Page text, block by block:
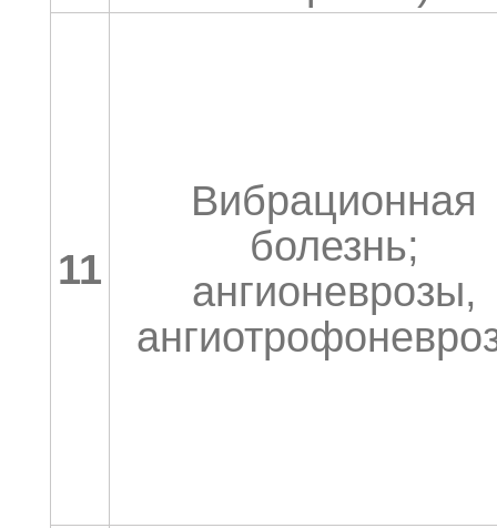
11
Вибрационная
болезнь;
ангионеврозы,